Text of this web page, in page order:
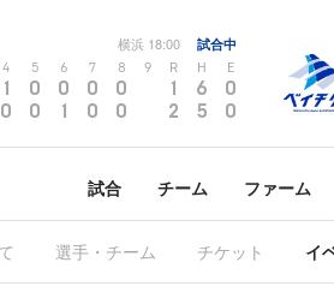
横浜 18:00 試合中
4 5 6 7 8 9 R H E
1 0 0 0 0 1 6 0
0 0 1 0 0 2 5 0
試合 チーム ファーム
選手・チーム チケット イ